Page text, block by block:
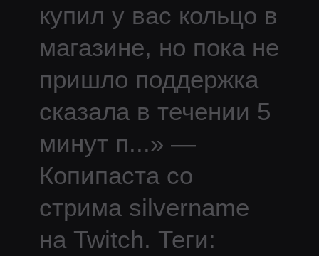
купил у вас кольцо в
магазине, но пока не
пришло поддержка
сказала в течении 5
минут п...» —
Копипаста со
стрима silvername
на Twitch. Теги: